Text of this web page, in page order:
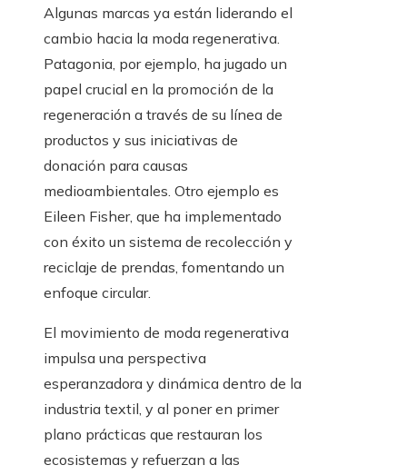
Algunas marcas ya están liderando el
cambio hacia la moda regenerativa.
Patagonia, por ejemplo, ha jugado un
papel crucial en la promoción de la
regeneración a través de su línea de
productos y sus iniciativas de
donación para causas
medioambientales. Otro ejemplo es
Eileen Fisher, que ha implementado
con éxito un sistema de recolección y
reciclaje de prendas, fomentando un
enfoque circular.
El movimiento de moda regenerativa
impulsa una perspectiva
esperanzadora y dinámica dentro de la
industria textil, y al poner en primer
plano prácticas que restauran los
ecosistemas y refuerzan a las